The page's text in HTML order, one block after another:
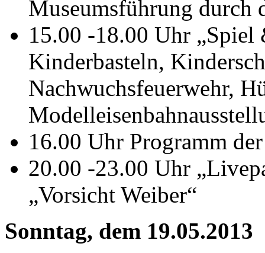
Museumsführung durch
15.00 -18.00 Uhr
Kinderbasteln,
Nachwuchsfeuerwehr,
16.00 Uhr Programm
20.00 -23.00 Uhr
„Vorsicht Weiber“
Sonntag, dem 19.05.2013